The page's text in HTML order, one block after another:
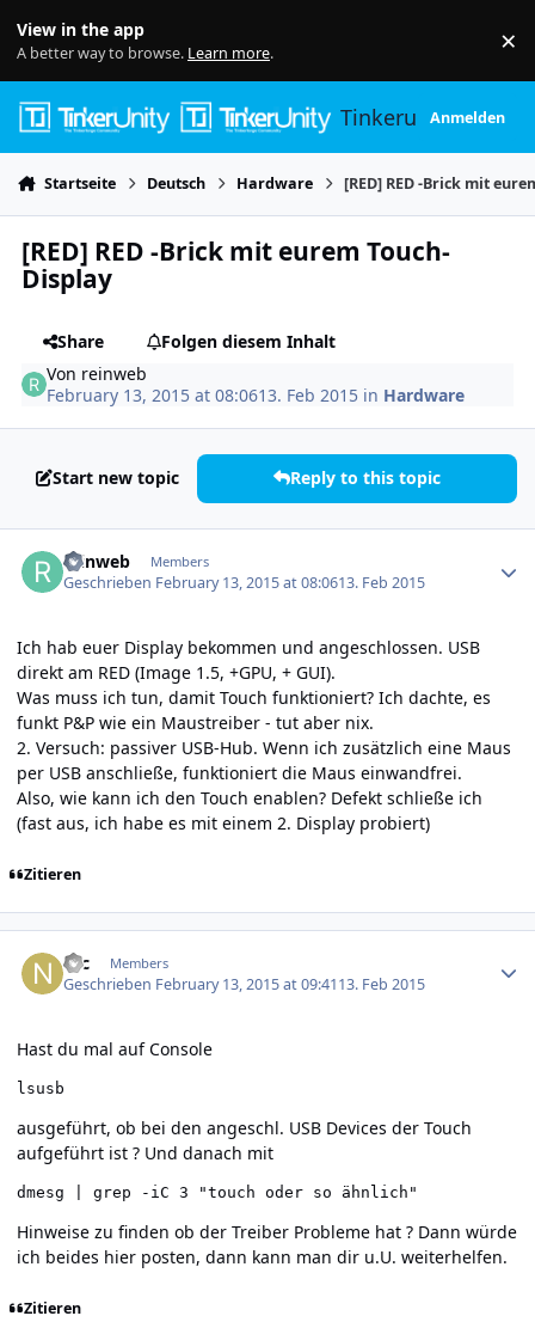
View in the app
A better way to browse. Learn more. ×
TinkerunityAnmelden
Startseite Deutsch Hardware [RED] RED -Brick mit
[RED] RED -Brick mit eurem Touch-
Display
Share
Folgen diesem Inhalt
Von reinweb
February 13, 2015 at 08:0613. Feb 2015 in Hardware
Start new topic Reply to this topic
reinweb Members
Geschrieben February 13, 2015 at 08:0613. Feb 2015
Ich hab euer Display bekommen und angeschlossen. USB
direkt am RED (Image 1.5, +GPU, + GUI).
Was muss ich tun, damit Touch funktioniert? Ich dachte, es
funkt P&P wie ein Maustreiber - tut aber nix.
2. Versuch: passiver USB-Hub. Wenn ich zusätzlich eine Maus
per USB anschließe, funktioniert die Maus einwandfrei.
Also, wie kann ich den Touch enablen? Defekt schließe ich
(fast aus, ich habe es mit einem 2. Display probiert)
Zitieren
Nic Members
Geschrieben February 13, 2015 at 09:4113. Feb 2015
Hast du mal auf Console
lsusb
ausgeführt, ob bei den angeschl. USB Devices der Touch
aufgeführt ist ? Und danach mit
dmesg | grep -iC 3 "touch oder so ähnlich"
Hinweise zu finden ob der Treiber Probleme hat ? Dann würde
ich beides hier posten, dann kann man dir u.U. weiterhelfen.
Zitieren